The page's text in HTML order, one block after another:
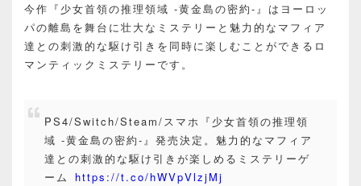
今作『少女首領の推理領域 -黄金島の密約-』はヨーロッ
パの離島を舞台に壮大なミステリーと魅力的なマフィア
達との刺激的な駆け引きを同時に楽しむことができるロ
マンティックミステリーです。
PS4/Switch/Steam/スマホ『少女首領の推理領
域 -黄金島の密約-』発売決定。魅力的なマフィア
達との刺激的な駆け引きが楽しめるミステリーゲ
ーム
https://t.co/hWVpVlzjMj